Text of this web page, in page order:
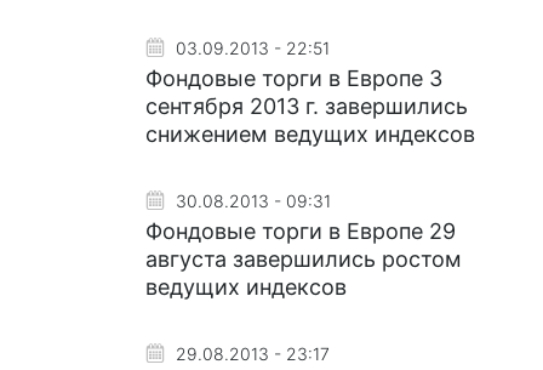
03.09.2013 - 22:51
Фондовые торги в Eвропе 3
сентября 2013 г. завершились
снижением ведущих индексов
30.08.2013 - 09:31
Фондовые торги в Европе 29
августа завершились ростом
ведущих индексов
29.08.2013 - 23:17